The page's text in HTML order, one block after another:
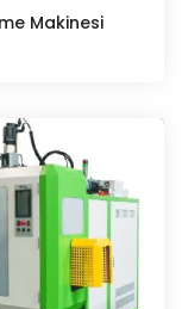
Makinesi